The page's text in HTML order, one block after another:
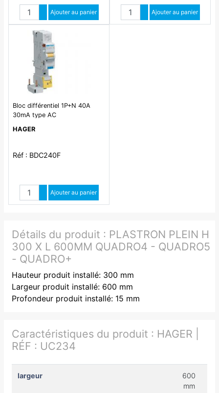
Quantité
Augmenter quantité
Diminuer quantité
Ajouter au panier Quantité
Augmenter quantité
Diminuer quantité
Ajouter au panier
Bloc différentiel 1P+N 40A
30mA type AC
HAGER
Réf : BDC240F
Quantité
Augmenter quantité
Diminuer quantité
Ajouter au panier
Détails du produit : PLASTRON PLEIN H
300 X L 600MM QUADRO4 - QUADRO5
- QUADRO+
Hauteur produit installé: 300 mm
Largeur produit installé: 600 mm
Profondeur produit installé: 15 mm
Caractéristiques du produit : HAGER |
RÉF : UC234
largeur
600
mm